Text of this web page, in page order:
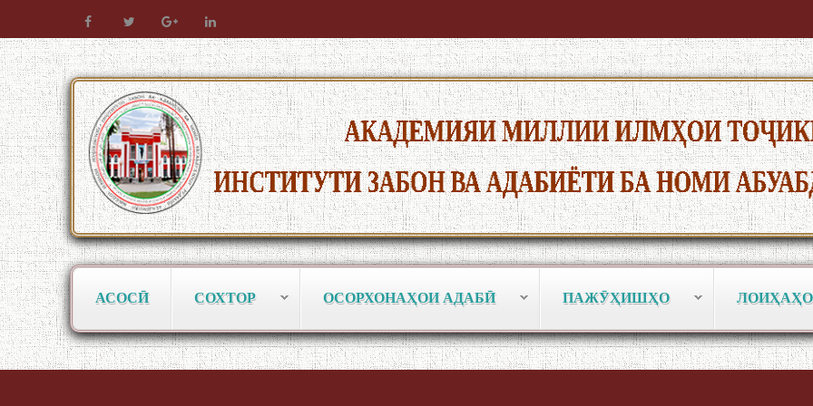
АСОСӢ СОХТОР ОСОРХОНАҲОИ АДАБӢ ПАЖӮҲИШҲО ЛОИҲАҲО